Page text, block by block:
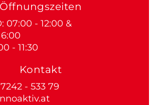
Öffnungszeiten
07:00 - 12:00 &
- 11:30
Kontakt
- 533 79